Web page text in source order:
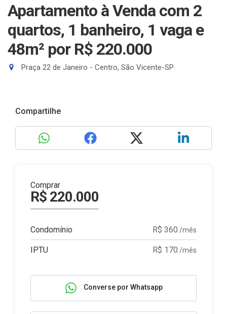
Apartamento à Venda com 2
quartos, 1 banheiro, 1 vaga e
48m² por R$ 220.000
Praça 22 de Janeiro - Centro, São Vicente-SP
Compartilhe
Comprar
R$ 220.000
Condomínio R$ 360 /mês
IPTU R$ 170 /mês
Converse por Whatsapp